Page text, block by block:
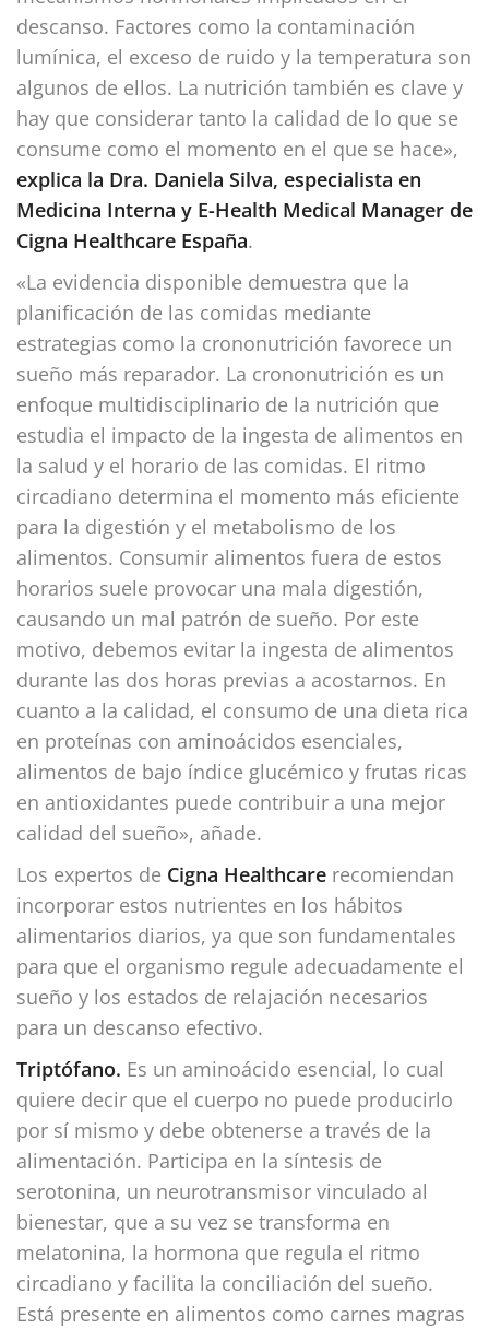
descanso. Factores como la contaminación
lumínica, el exceso de ruido y la temperatura son
algunos de ellos. La nutrición también es clave y
hay que considerar tanto la calidad de lo que se
consume como el momento en el que se hace»,
explica la Dra. Daniela Silva, especialista en
Medicina Interna y E-Health Medical Manager de
Cigna Healthcare España.
«La evidencia disponible demuestra que la
planificación de las comidas mediante
estrategias como la crononutrición favorece un
sueño más reparador. La crononutrición es un
enfoque multidisciplinario de la nutrición que
estudia el impacto de la ingesta de alimentos en
la salud y el horario de las comidas. El ritmo
circadiano determina el momento más eficiente
para la digestión y el metabolismo de los
alimentos. Consumir alimentos fuera de estos
horarios suele provocar una mala digestión,
causando un mal patrón de sueño. Por este
motivo, debemos evitar la ingesta de alimentos
durante las dos horas previas a acostarnos. En
cuanto a la calidad, el consumo de una dieta rica
en proteínas con aminoácidos esenciales,
alimentos de bajo índice glucémico y frutas ricas
en antioxidantes puede contribuir a una mejor
calidad del sueño», añade.
Los expertos de Cigna Healthcare recomiendan
incorporar estos nutrientes en los hábitos
alimentarios diarios, ya que son fundamentales
para que el organismo regule adecuadamente el
sueño y los estados de relajación necesarios
para un descanso efectivo.
Triptófano. Es un aminoácido esencial, lo cual
quiere decir que el cuerpo no puede producirlo
por sí mismo y debe obtenerse a través de la
alimentación. Participa en la síntesis de
serotonina, un neurotransmisor vinculado al
bienestar, que a su vez se transforma en
melatonina, la hormona que regula el ritmo
circadiano y facilita la conciliación del sueño.
Está presente en alimentos como carnes magras